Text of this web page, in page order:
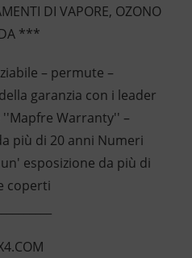
DI VAPORE, OZONO
***
– permute –
garanzia con i leader
Warranty'' –
più di 20 anni Numeri
esposizione da più di
coperti